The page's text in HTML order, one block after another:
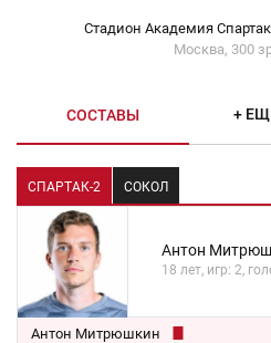
Стадион Академия
Москва, 300
СОСТАВЫ +
СПАРТАК-2 СОКОЛ
Антон
18 лет, игр: 2,
Антон Митрюшкин